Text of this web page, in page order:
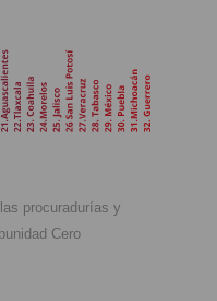
procuradurías y
Cero